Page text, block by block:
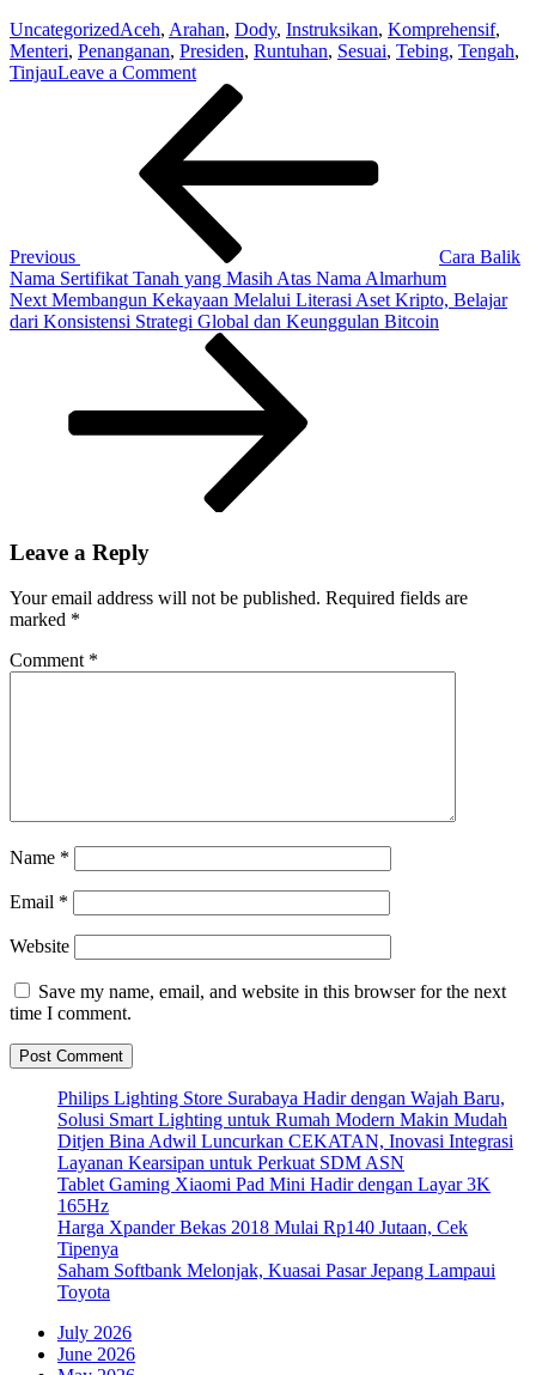
UncategorizedAceh, Arahan, Dody, Instruksikan, Komprehensif,
Menteri, Penanganan, Presiden, Runtuhan, Sesuai, Tebing, Tengah,
TinjauLeave a Commenton
Tinjau
Runtuhan
Tebing
di
Tengah,
Menteri
Dody
Instruksikan
Penanganan
Komprehensif
Sesuai
Arahan
Presiden
Previous
Cara Balik
Nama Sertifikat Tanah yang Masih Atas Nama Almarhum
Next
Post
Next Membangun Kekayaan Melalui Literasi Aset Kripto, Belajar
dari Konsistensi Strategi Global dan Keunggulan Bitcoin
Leave a Reply
Your email address will not be published. Required fields are
marked *
Comment *
Name *
Email *
Website
Save my name, email, and website in this browser for the next
time I comment.
Philips Lighting Store Surabaya Hadir dengan Wajah Baru,
Solusi Smart Lighting untuk Rumah Modern Makin Mudah
Ditjen Bina Adwil Luncurkan CEKATAN, Inovasi Integrasi
Layanan Kearsipan untuk Perkuat SDM ASN
Tablet Gaming Xiaomi Pad Mini Hadir dengan Layar 3K
165Hz
Harga Xpander Bekas 2018 Mulai Rp140 Jutaan, Cek
Tipenya
Saham Softbank Melonjak, Kuasai Pasar Jepang Lampaui
Toyota
July 2026
June 2026